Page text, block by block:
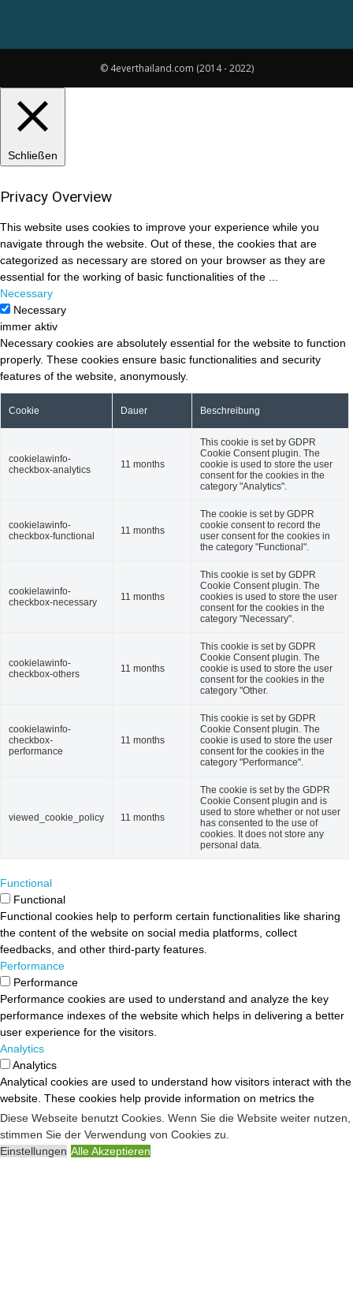
© 4everthailand.com (2014 - 2022)
Diese Webseite benutzt Cookies. Wenn Sie die Website weiter nutzen,
stimmen Sie der Verwendung von Cookies zu.
Einstellungen Alle Akzeptieren
Schließen
Privacy Overview
This website uses cookies to improve your experience while you
navigate through the website. Out of these, the cookies that are
categorized as necessary are stored on your browser as they are
essential for the working of basic functionalities of the ...
Necessary
Necessary
immer aktiv
Necessary cookies are absolutely essential for the website to function
properly. These cookies ensure basic functionalities and security
features of the website, anonymously.
Cookie Dauer Beschreibung
cookielawinfo-
checkbox-analytics
11 months
This cookie is set by GDPR
Cookie Consent plugin. The
cookie is used to store the user
consent for the cookies in the
category "Analytics".
cookielawinfo-
checkbox-functional
11 months
The cookie is set by GDPR
cookie consent to record the
user consent for the cookies in
the category "Functional".
cookielawinfo-
checkbox-necessary
11 months
This cookie is set by GDPR
Cookie Consent plugin. The
cookies is used to store the user
consent for the cookies in the
category "Necessary".
cookielawinfo-
checkbox-others
11 months
This cookie is set by GDPR
Cookie Consent plugin. The
cookie is used to store the user
consent for the cookies in the
category "Other.
cookielawinfo-
checkbox-
performance
11 months
This cookie is set by GDPR
Cookie Consent plugin. The
cookie is used to store the user
consent for the cookies in the
category "Performance".
viewed_cookie_policy 11 months
The cookie is set by the GDPR
Cookie Consent plugin and is
used to store whether or not user
has consented to the use of
cookies. It does not store any
personal data.
Functional
Functional
Functional cookies help to perform certain functionalities like sharing
the content of the website on social media platforms, collect
feedbacks, and other third-party features.
Performance
Performance
Performance cookies are used to understand and analyze the key
performance indexes of the website which helps in delivering a better
user experience for the visitors.
Analytics
Analytics
Analytical cookies are used to understand how visitors interact with the
website. These cookies help provide information on metrics the
number of visitors, bounce rate, traffic source, etc.
Advertisement
Advertisement